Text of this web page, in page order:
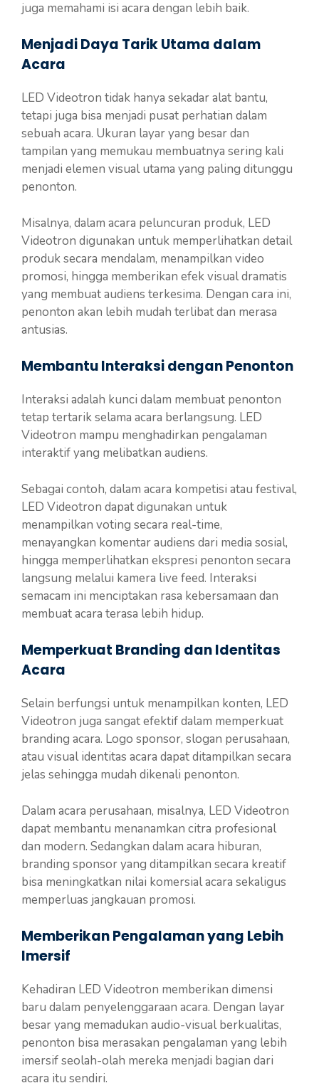
juga memahami isi acara dengan lebih baik.
Menjadi Daya Tarik Utama dalam
Acara
LED Videotron tidak hanya sekadar alat bantu,
tetapi juga bisa menjadi pusat perhatian dalam
sebuah acara. Ukuran layar yang besar dan
tampilan yang memukau membuatnya sering kali
menjadi elemen visual utama yang paling ditunggu
penonton.
Misalnya, dalam acara peluncuran produk, LED
Videotron digunakan untuk memperlihatkan detail
produk secara mendalam, menampilkan video
promosi, hingga memberikan efek visual dramatis
yang membuat audiens terkesima. Dengan cara ini,
penonton akan lebih mudah terlibat dan merasa
antusias.
Membantu Interaksi dengan Penonton
Interaksi adalah kunci dalam membuat penonton
tetap tertarik selama acara berlangsung. LED
Videotron mampu menghadirkan pengalaman
interaktif yang melibatkan audiens.
Sebagai contoh, dalam acara kompetisi atau festival,
LED Videotron dapat digunakan untuk
menampilkan voting secara real-time,
menayangkan komentar audiens dari media sosial,
hingga memperlihatkan ekspresi penonton secara
langsung melalui kamera live feed. Interaksi
semacam ini menciptakan rasa kebersamaan dan
membuat acara terasa lebih hidup.
Memperkuat Branding dan Identitas
Acara
Selain berfungsi untuk menampilkan konten, LED
Videotron juga sangat efektif dalam memperkuat
branding acara. Logo sponsor, slogan perusahaan,
atau visual identitas acara dapat ditampilkan secara
jelas sehingga mudah dikenali penonton.
Dalam acara perusahaan, misalnya, LED Videotron
dapat membantu menanamkan citra profesional
dan modern. Sedangkan dalam acara hiburan,
branding sponsor yang ditampilkan secara kreatif
bisa meningkatkan nilai komersial acara sekaligus
memperluas jangkauan promosi.
Memberikan Pengalaman yang Lebih
Imersif
Kehadiran LED Videotron memberikan dimensi
baru dalam penyelenggaraan acara. Dengan layar
besar yang memadukan audio-visual berkualitas,
penonton bisa merasakan pengalaman yang lebih
imersif seolah-olah mereka menjadi bagian dari
acara itu sendiri.